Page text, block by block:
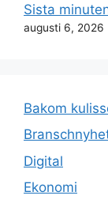
Sista
augusti 6, 2026
Bakom
Digital
Ekonomi